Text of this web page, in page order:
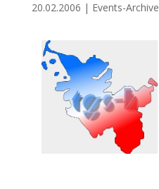
20.02.2006 | Events-Archive